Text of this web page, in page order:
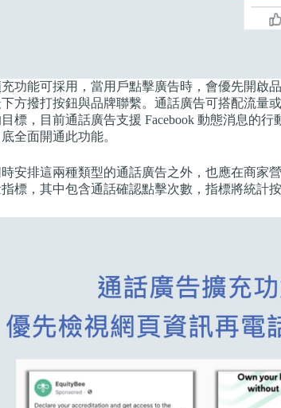
功能可採用，當用戶點擊廣告時，會優先開啟
方撥打按鈕與品牌聯繫。通話廣告可搭配流量
標，目前通話廣告支援 Facebook 動態消息的行
全面開通此功能。
安排這兩種類型的通話廣告之外，也應在商家
標，其中包含通話確認點擊次數，指標將統計